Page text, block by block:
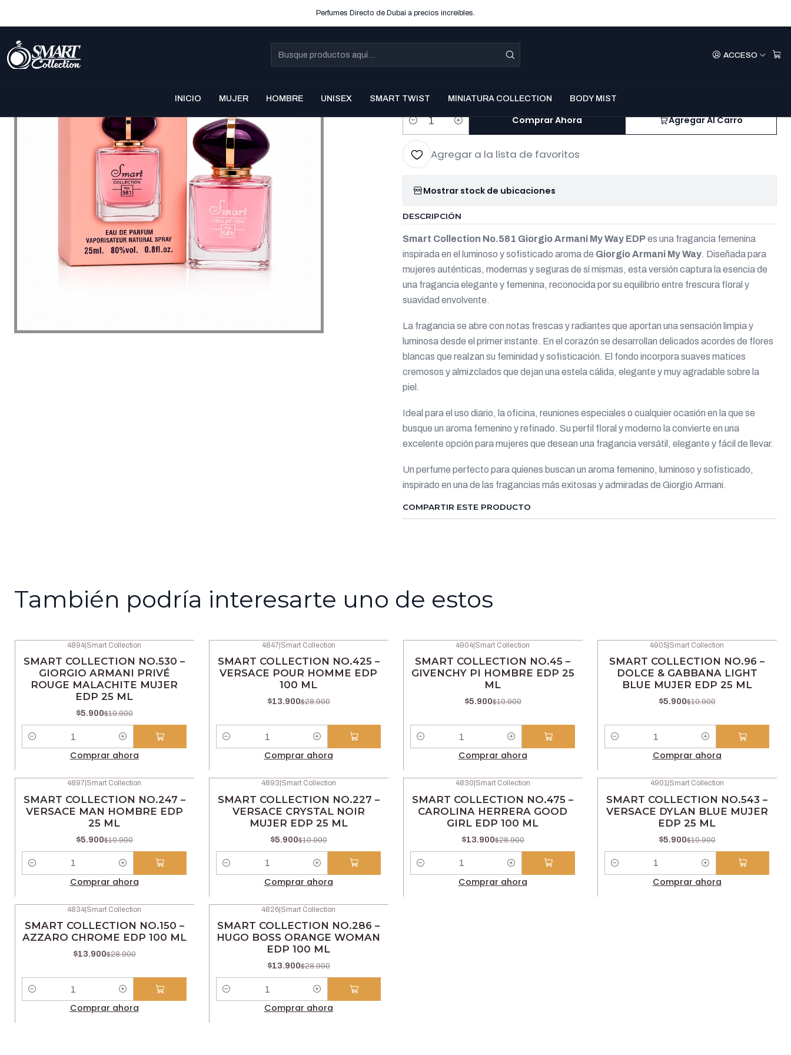
ACCESO
INICIO MUJER HOMBRE UNISEX SMART TWIST MINIATURA COLLECTION BODY MIST
Perfumes Directo de Dubai a precios increibles.
|
Smart Collection No.581 –
Giorgio Armani My Way Mujer
EDP 25 ml
Cantidad
Agregar Al Carro
Comprar Ahora
Agregar a la lista de favoritos
Mostrar stock de ubicaciones
DESCRIPCIÓN
Smart Collection No.581 Giorgio Armani My Way EDPes una fragancia femenina
inspirada en el luminoso y sofisticado aroma de Giorgio Armani My Way. Diseñada para
mujeres auténticas, modernas y seguras de sí mismas, esta versión captura la esencia de
una fragancia elegante y femenina, reconocida por su equilibrio entre frescura floral y
suavidad envolvente.
La fragancia se abre con notas frescas y radiantes que aportan una sensación limpia y
luminosa desde el primer instante. En el corazón se desarrollan delicados acordes de flores
blancas que realzan su feminidad y sofisticación. El fondo incorpora suaves matices
cremosos y almizclados que dejan una estela cálida, elegante y muy agradable sobre la
piel.
Ideal para el uso diario, la oficina, reuniones especiales o cualquier ocasión en la que se
busque un aroma femenino y refinado. Su perfil floral y moderno la convierte en una
excelente opción para mujeres que desean una fragancia versátil, elegante y fácil de llevar.
Un perfume perfecto para quienes buscan un aroma femenino, luminoso y sofisticado,
inspirado en una de las fragancias más exitosas y admiradas de Giorgio Armani.
COMPARTIR ESTE PRODUCTO
También podría interesarte uno de estos
4894 Smart Collection
SMART COLLECTION NO.530 –
GIORGIO ARMANI PRIVÉ
ROUGE MALACHITE MUJER
EDP 25 ML
$5.900$10.900
Comprar ahora
4847| Smart Collection
SMART COLLECTION NO.425 –
VERSACE POUR HOMME EDP
100 ML
$13.900$28.900
Comprar ahora
4904 Smart Collection
SMART COLLECTION NO.45 –
GIVENCHY PI HOMBRE EDP 25
ML
$5.900$10.900
Comprar ahora
4905 Smart Collection
SMART COLLECTION NO.96 –
DOLCE & GABBANA LIGHT
BLUE MUJER EDP 25 ML
$5.900$10.900
Comprar ahora
4897 Smart Collection
SMART COLLECTION NO.247 –
VERSACE MAN HOMBRE EDP
25 ML
$5.900$10.900
Cantidad
Comprar ahora
4893 Smart Collection
SMART COLLECTION NO.227 –
VERSACE CRYSTAL NOIR
MUJER EDP 25 ML
$5.900$10.900
Cantidad
Comprar ahora
4830 Smart Collection
SMART COLLECTION NO.475 –
CAROLINA HERRERA GOOD
GIRL EDP 100 ML
$13.900$28.900
Cantidad
Comprar ahora
4901| Smart Collection
SMART COLLECTION NO.543 –
VERSACE DYLAN BLUE MUJER
EDP 25 ML
$5.900$10.900
Cantidad
Comprar ahora
4834|Smart Collection
SMART COLLECTION NO.150 –
AZZARO CHROME EDP 100 ML
$13.900$28.900
Comprar ahora
4826|Smart Collection
SMART COLLECTION NO.286 –
HUGO BOSS ORANGE WOMAN
EDP 100 ML
$13.900$28.900
Comprar ahora